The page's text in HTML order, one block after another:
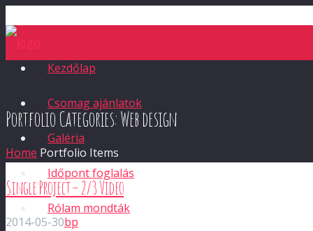
Kezdőlap
Csomag ajánlatok
Galéria
Időpont foglalás
Rólam mondták
Portfolio Categories:Web design
Home Portfolio Items
Single Project – 2/3 Video
2014-05-30bp